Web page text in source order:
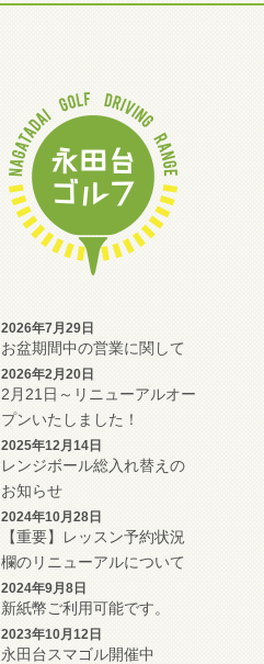
2026年7月29日
お盆期間中の営業に関して
2026年2月20日
2月21日～リニューアルオー
プンいたしました！
2025年12月14日
レンジボール総入れ替えの
お知らせ
2024年10月28日
【重要】レッスン予約状況
欄のリニューアルについて
2024年9月8日
新紙幣ご利用可能です。
2023年10月12日
永田台スマゴル開催中